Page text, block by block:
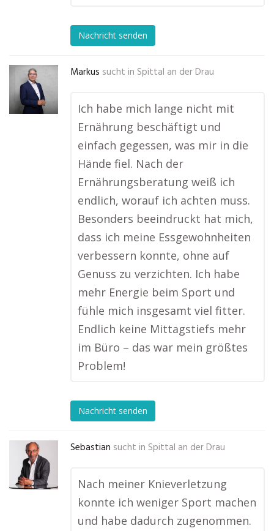
Nachricht senden
Markus sucht in Spittal an der Drau
Ich habe mich lange nicht mit
Ernährung beschäftigt und
einfach gegessen, was mir in die
Hände fiel. Nach der
Ernährungsberatung weiß ich
endlich, worauf ich achten muss.
Besonders beeindruckt hat mich,
dass ich meine Essgewohnheiten
verbessern konnte, ohne auf
Genuss zu verzichten. Ich habe
mehr Energie beim Sport und
fühle mich insgesamt viel fitter.
Endlich keine Mittagstiefs mehr
im Büro – das war mein größtes
Problem!
Nachricht senden
Sebastian sucht in Spittal an der Drau
Nach meiner Knieverletzung
konnte ich weniger Sport machen
und habe dadurch zugenommen.